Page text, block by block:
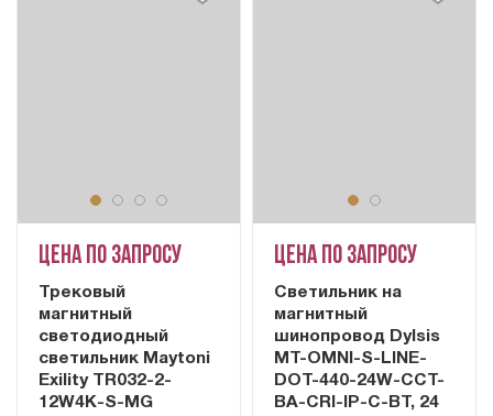
Цена по запросу
Трековый
магнитный
светодиодный
светильник Maytoni
Exility TR032-2-
12W4K-S-MG
Цена по запросу
Cветильник на
магнитный
шинопровод Dylsis
MT-OMNI-S-LINE-
DOT-440-24W-CCT-
BA-CRI-IP-C-BT, 24